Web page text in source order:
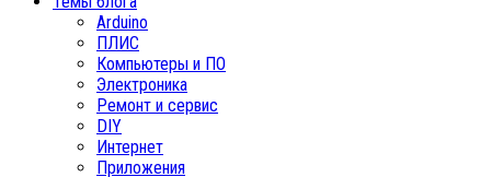
Arduino
ПЛИС
Компьютеры и ПО
Электроника
Ремонт и сервис
DIY
Интернет
Приложения